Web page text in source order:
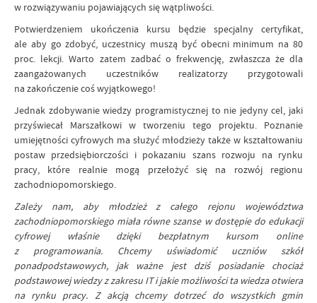
w rozwiązywaniu pojawiających się wątpliwości.
Potwierdzeniem ukończenia kursu będzie specjalny certyfikat,
ale aby go zdobyć, uczestnicy muszą być obecni minimum na 80
proc. lekcji. Warto zatem zadbać o frekwencję, zwłaszcza że dla
zaangażowanych uczestników realizatorzy przygotowali
na zakończenie coś wyjątkowego!
Jednak zdobywanie wiedzy programistycznej to nie jedyny cel, jaki
przyświecał Marszałkowi w tworzeniu tego projektu. Poznanie
umiejętności cyfrowych ma służyć młodzieży także w kształtowaniu
postaw przedsiębiorczości i pokazaniu szans rozwoju na rynku
pracy, które realnie mogą przełożyć się na rozwój regionu
zachodniopomorskiego.
Zależy nam, aby młodzież z całego rejonu województwa
zachodniopomorskiego miała równe szanse w dostępie do edukacji
cyfrowej właśnie dzięki bezpłatnym kursom online
z programowania. Chcemy uświadomić uczniów szkół
ponadpodstawowych, jak ważne jest dziś posiadanie chociaż
podstawowej wiedzy z zakresu IT i jakie możliwości ta wiedza otwiera
na rynku pracy. Z akcją chcemy dotrzeć do wszystkich gmin